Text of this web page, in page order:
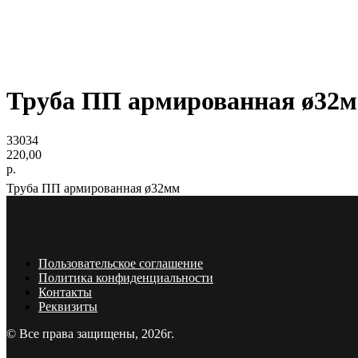
Труба ПП армированная
33034
220,00
р.
Труба ПП армированная ø32мм
Пользовательское соглашение
Политика конфиденциальности
Контакты
Реквизиты
© Все права защищены, 2026г.